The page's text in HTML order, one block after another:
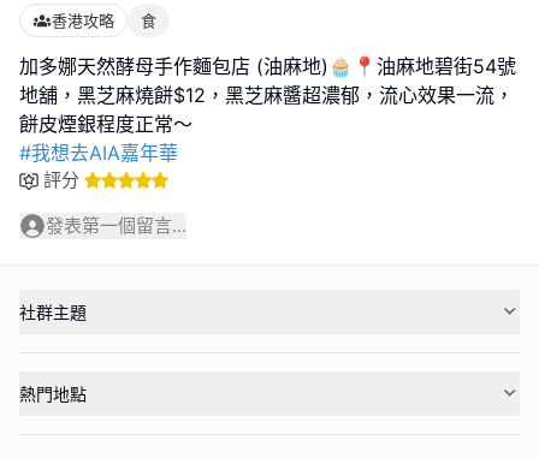
香港攻略 食
加多娜天然酵母手作麵包店 (油麻地)🧁📍油麻地碧街54號
地舖，黑芝麻燒餅$12，黑芝麻醬超濃郁，流心效果一流，
#我想去AIA嘉年華
評分
發表第一個留言...
社群主題
熱門地點